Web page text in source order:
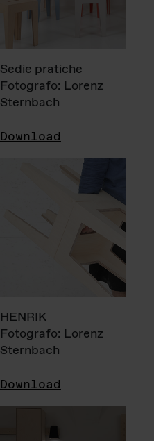
Sedie pratiche
Fotografo: Lorenz
Sternbach
Download
HENRIK
Fotografo: Lorenz
Sternbach
Download